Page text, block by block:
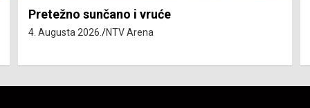
Pretežno sunčano i vruće
4. Augusta 2026. NTV Arena